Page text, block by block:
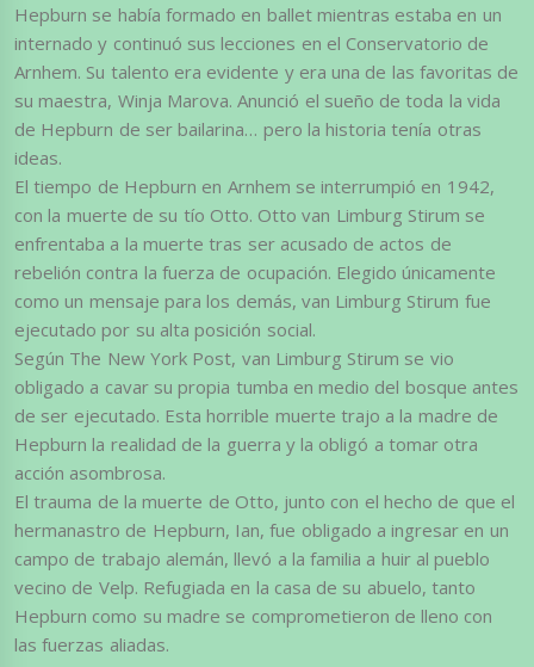
Hepburn se había formado en ballet mientras estaba en un
internado y continuó sus lecciones en el Conservatorio de
Arnhem. Su talento era evidente y era una de las favoritas de
su maestra, Winja Marova. Anunció el sueño de toda la vida
de Hepburn de ser bailarina… pero la historia tenía otras
ideas.
El tiempo de Hepburn en Arnhem se interrumpió en 1942,
con la muerte de su tío Otto. Otto van Limburg Stirum se
enfrentaba a la muerte tras ser acusado de actos de
rebelión contra la fuerza de ocupación. Elegido únicamente
como un mensaje para los demás, van Limburg Stirum fue
ejecutado por su alta posición social.
Según The New York Post, van Limburg Stirum se vio
obligado a cavar su propia tumba en medio del bosque antes
de ser ejecutado. Esta horrible muerte trajo a la madre de
Hepburn la realidad de la guerra y la obligó a tomar otra
acción asombrosa.
El trauma de la muerte de Otto, junto con el hecho de que el
hermanastro de Hepburn, Ian, fue obligado a ingresar en un
campo de trabajo alemán, llevó a la familia a huir al pueblo
vecino de Velp. Refugiada en la casa de su abuelo, tanto
Hepburn como su madre se comprometieron de lleno con
las fuerzas aliadas.